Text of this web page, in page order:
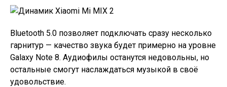
Bluetooth 5.0 позволяет подключать сразу несколько
гарнитур — качество звука будет примерно на уровне
Galaxy Note 8. Аудиофилы останутся недовольны, но
остальные смогут наслаждаться музыкой в своё
удовольствие.